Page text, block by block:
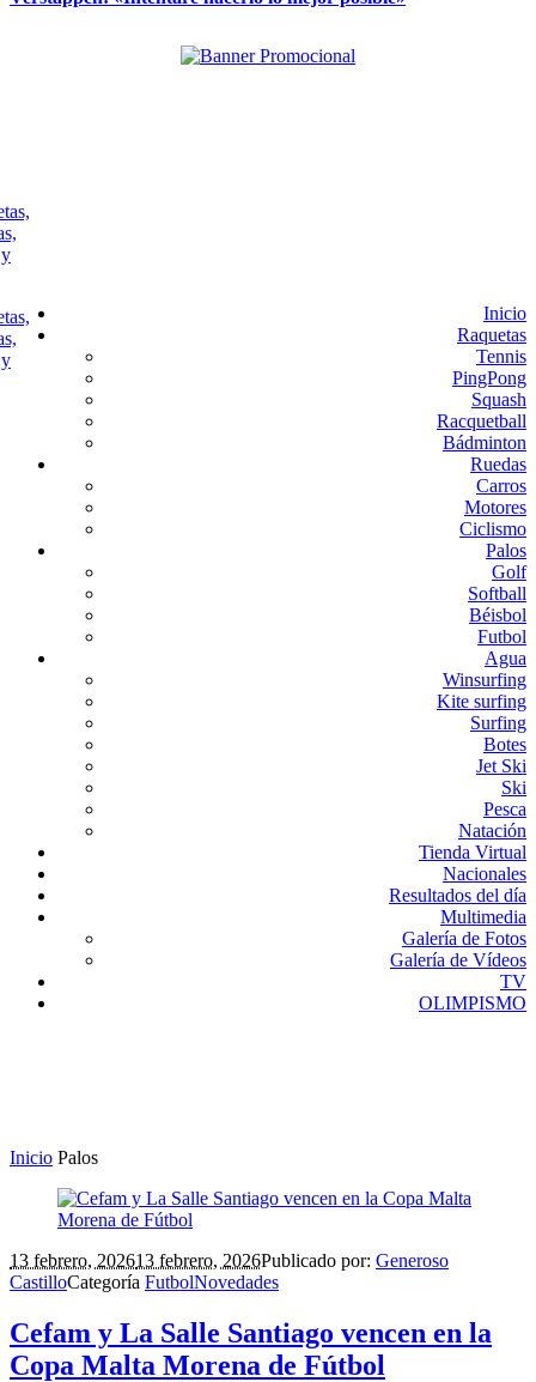
Inicio
Raquetas
Tennis
PingPong
Squash
Racquetball
Bádminton
Ruedas
Carros
Motores
Ciclismo
Palos
Golf
Softball
Béisbol
Futbol
Agua
Winsurfing
Kite surfing
Surfing
Botes
Jet Ski
Ski
Pesca
Natación
Tienda Virtual
Nacionales
Resultados del día
Multimedia
Galería de Fotos
Galería de Vídeos
TV
OLIMPISMO
Inicio Palos
13 febrero, 202613 febrero, 2026Publicado por: Generoso
CastilloCategoría FutbolNovedades
Cefam y La Salle Santiago vencen en la
Copa Malta Morena de Fútbol